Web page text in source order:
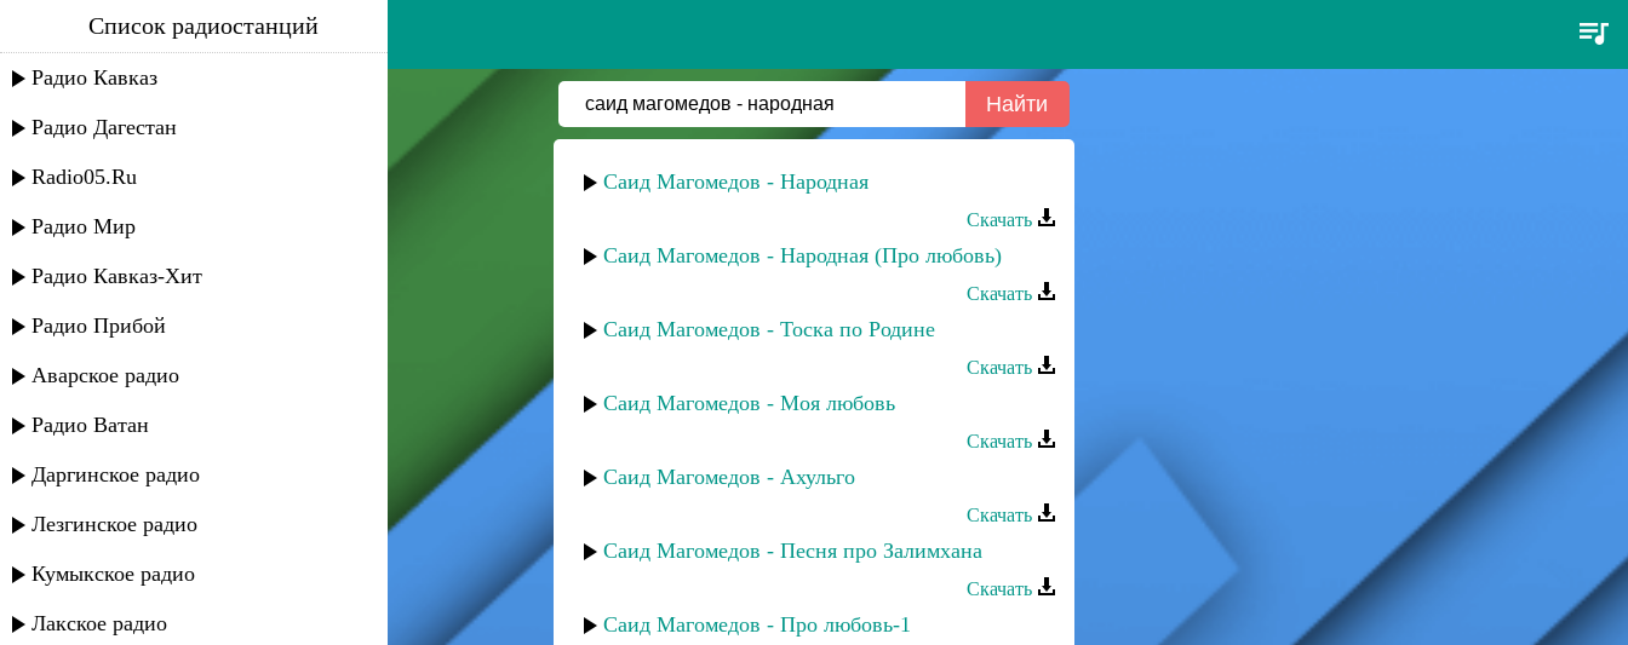
саид магомедов - народная
Список радиостанций
Радио Кавказ
Радио Дагестан
Radio05.Ru
Радио Мир
Радио Кавказ-Хит
Радио Прибой
Аварское радио
Радио Ватан
Даргинское радио
Лезгинское радио
Кумыкское радио
Лакское радио
Саид Магомедов - Народная
Скачать
Саид Магомедов - Народная (Про любовь)
Скачать
Саид Магомедов - Тоска по Родине
Скачать
Саид Магомедов - Моя любовь
Скачать
Саид Магомедов - Ахульго
Скачать
Саид Магомедов - Песня про Залимхана
Скачать
Саид Магомедов - Про любовь-1